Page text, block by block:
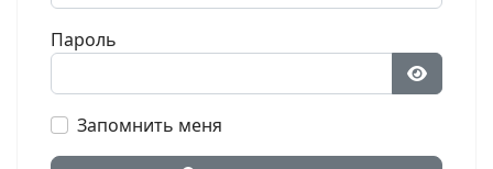
Пароль
Запомнить меня